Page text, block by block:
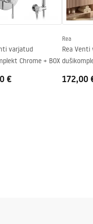
varjatud
Chrome + BOX
€
Rea
Rea
172,00